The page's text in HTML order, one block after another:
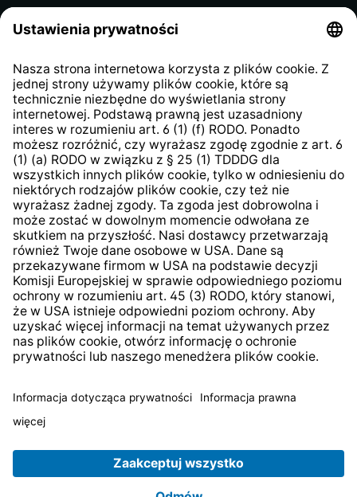
kontrahentów
Klauzula informacyjna strony
internetowej
Strategia podatkowa
System zgłaszania nieprawidłowości
* Wszystkie ceny zawierają podatek VAT pluskoszty
TechniSat jest firmą należącą do FundacjiLEPPER Stiftung